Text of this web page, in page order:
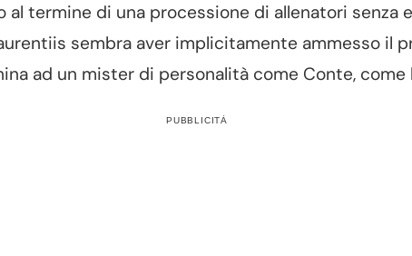
al termine di una processione di allenatori senza
sembra aver implicitamente ammesso il
ad un mister di personalità come Conte, come
PUBBLICITÀ